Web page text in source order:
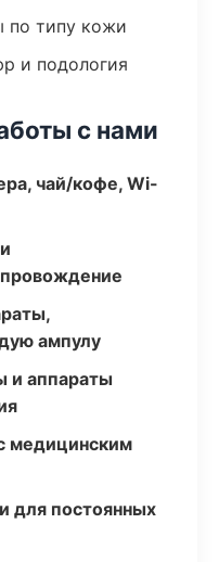
по типу кожи
и подология
с нами
чай/кофе, Wi-
ампулу
и аппараты
медицинским
для постоянных